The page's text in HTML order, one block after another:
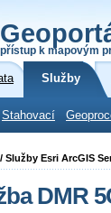
přístup k mapovým
Služby
Stahovací
Služby Esri ArcGIS
DMR